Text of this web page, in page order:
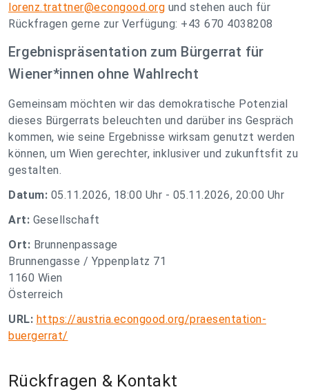
lorenz.trattner@econgood.org und stehen auch für
Rückfragen gerne zur Verfügung: +43 670 4038208
Ergebnispräsentation zum Bürgerrat für
Wiener*innen ohne Wahlrecht
Gemeinsam möchten wir das demokratische Potenzial
dieses Bürgerrats beleuchten und darüber ins Gespräch
kommen, wie seine Ergebnisse wirksam genutzt werden
können, um Wien gerechter, inklusiver und zukunftsfit zu
gestalten.
Datum: 05.11.2026, 18:00 Uhr - 05.11.2026, 20:00 Uhr
Art: Gesellschaft
Ort: Brunnenpassage
Brunnengasse / Yppenplatz 71
1160 Wien
Österreich
URL: https://austria.econgood.org/praesentation-
buergerrat/
Rückfragen & Kontakt